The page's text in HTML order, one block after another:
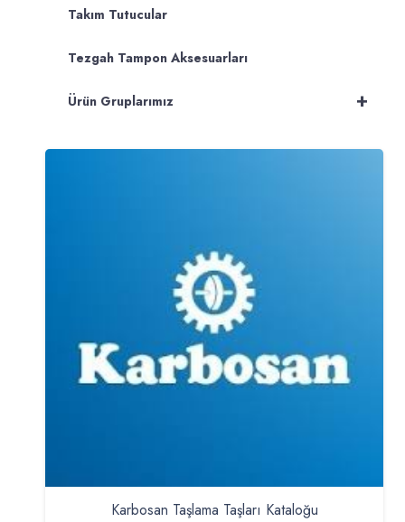
Takım Tutucular
Tezgah Tampon Aksesuarları
+
Ürün Gruplarımız
Karbosan Taşlama Taşları Kataloğu